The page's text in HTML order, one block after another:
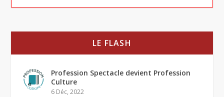
LE FLASH
Profession Spectacle devient Profession
Culture
6 Déc, 2022